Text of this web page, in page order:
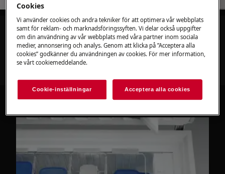
Sök bland våra supportartiklar
Cookies
Vi använder cookies och andra tekniker för att optimera vår webbplats
samt för reklam- och marknadsföringssyften. Vi delar också uppgifter
om din användning av vår webbplats med våra partner inom sociala
medier, annonsering och analys. Genom att klicka på ”Acceptera alla
cookies” godkänner du användningen av cookies. För mer information,
se vårt cookiemeddelande.
Cookie-inställningar Acceptera alla cookies